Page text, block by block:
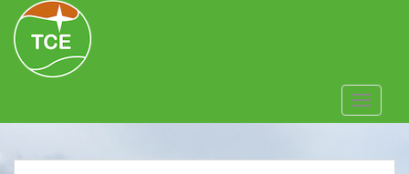
Skip to main content